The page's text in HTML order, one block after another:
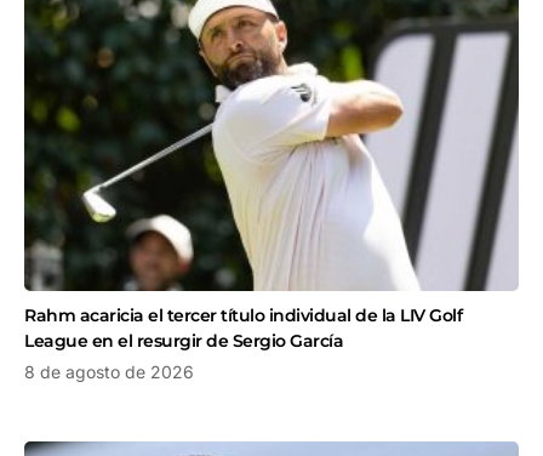
Rahm acaricia el tercer título individual de la LIV Golf
League en el resurgir de Sergio García
8 de agosto de 2026